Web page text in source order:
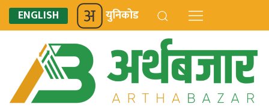
ENGLISH युनिकोड